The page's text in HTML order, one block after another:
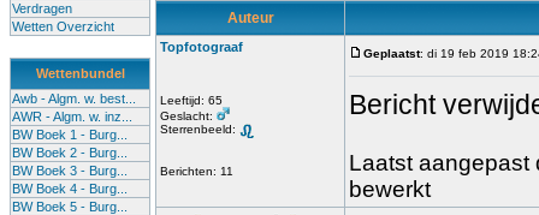
Verdragen
Wetten Overzicht
Wettenbundel
Awb - Algm. w. best...
AWR - Algm. w. inz...
BW Boek 1 - Burg...
BW Boek 2 - Burg...
BW Boek 3 - Burg...
BW Boek 4 - Burg...
BW Boek 5 - Burg...
Auteur
Topfotograaf
Leeftijd: 65
Geslacht:
Sterrenbeeld:
Berichten: 11
Geplaatst: di 19 feb 2019
Bericht
Laatst aangepast
bewerkt